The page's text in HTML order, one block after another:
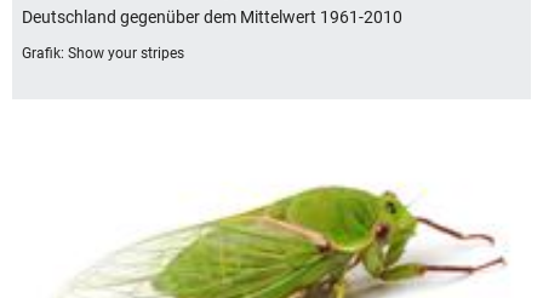
Deutschland gegenüber dem Mittelwert 1961-2010
Grafik: Show your stripes